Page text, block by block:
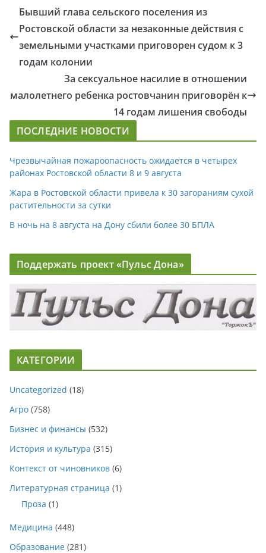
Бывший глава сельского поселения из
Ростовской области за незаконные действия с
земельными участками приговорен судом к 3
годам колонии
За сексуальное насилие в отношении
малолетнего ребенка ростовчанин приговорён к
14 годам лишения свободы
ПОСЛЕДНИЕ НОВОСТИ
Чрезвычайная пожароопасность ожидается в четырех
районах Ростовской области 8 и 9 августа
Жара в Ростовской области привела к 30 загораниям сухой
растительности за сутки
В ночь на 8 августа на Дону сбили более 30 БПЛА
Поддержать проект «Пульс Дона»
КАТЕГОРИИ
Uncategorized (18)
Агро (758)
Бизнес и финансы (532)
История и культура (315)
Контекст от чиновников (6)
Литературная страница (1)
Проза (1)
Медицина (448)
Образование (281)